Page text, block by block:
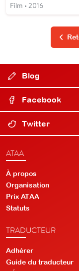
Film • 2016
Blog
Facebook
Twitter
ATAA
À propos
Organisation
Prix ATAA
Statuts
TRADUCTEUR
Adhérer
Guide du traducteur